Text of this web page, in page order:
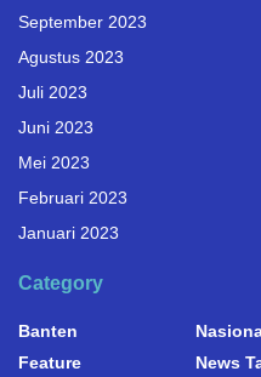
September 2023
Agustus 2023
Juli 2023
Juni 2023
Mei 2023
Februari 2023
Januari 2023
Category
Banten
Feature
News